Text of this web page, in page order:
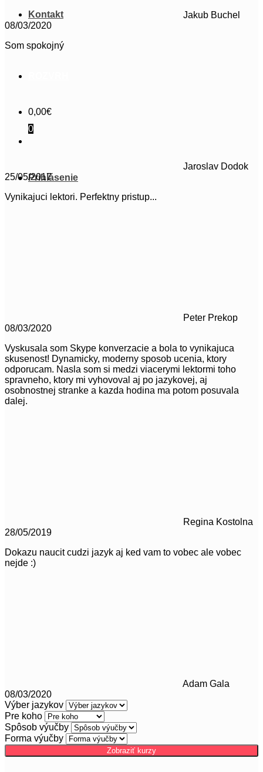
Kontakt
0,00€
0
Prihlásenie
Jakub Buchel
08/03/2020
Som spokojný
Jaroslav Dodok
25/05/2017
Vynikajuci lektori. Perfektny pristup...
Peter Prekop
08/03/2020
Vyskusala som Skype konverzacie a bola to vynikajuca
skusenost! Dynamicky, moderny sposob ucenia, ktory
odporucam. Nasla som si medzi viacerymi lektormi toho
spravneho, ktory mi vyhovoval aj po jazykovej, aj
osobnostnej stranke a kazda hodina ma potom posuvala
dalej.
Regina Kostolna
28/05/2019
Dokazu naucit cudzi jazyk aj ked vam to vobec ale vobec
nejde :)
Adam Gala
08/03/2020
Výber jazykov
Pre koho
Spôsob výučby
Forma výučby
Zobraziť kurzy